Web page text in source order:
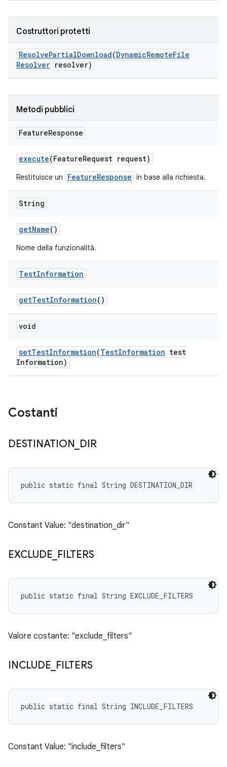
Costruttori protetti
ResolvePartialDownload(DynamicRemoteFile
Resolver resolver)
Metodi pubblici
FeatureResponse
execute(FeatureRequest request)
Restituisce un FeatureResponse in base alla richiesta.
String
getName()
Nome della funzionalità.
TestInformation
getTestInformation()
void
setTestInformation(TestInformation test
Information)
Costanti
DESTINATION DIR
public static final String DESTINATION_DIR
Constant Value: "destination_dir"
EXCLUDE FILTERS
public static final String EXCLUDE_FILTERS
Valore costante: "exclude_filters"
INCLUDE FILTERS
public static final String INCLUDE_FILTERS
Constant Value: "include_filters"